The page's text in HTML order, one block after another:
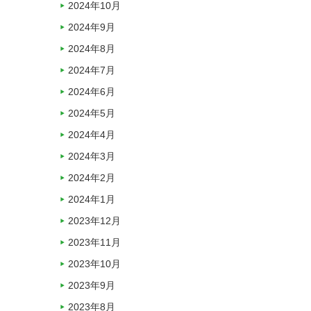
2024年10月
2024年9月
2024年8月
2024年7月
2024年6月
2024年5月
2024年4月
2024年3月
2024年2月
2024年1月
2023年12月
2023年11月
2023年10月
2023年9月
2023年8月